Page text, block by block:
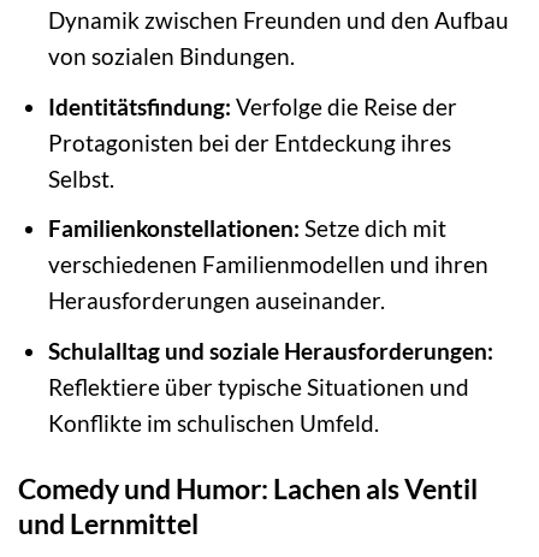
Dynamik zwischen Freunden und den Aufbau
von sozialen Bindungen.
Identitätsfindung: Verfolge die Reise der
Protagonisten bei der Entdeckung ihres
Selbst.
Familienkonstellationen: Setze dich mit
verschiedenen Familienmodellen und ihren
Herausforderungen auseinander.
Schulalltag und soziale Herausforderungen:
Reflektiere über typische Situationen und
Konflikte im schulischen Umfeld.
Comedy und Humor: Lachen als Ventil
und Lernmittel